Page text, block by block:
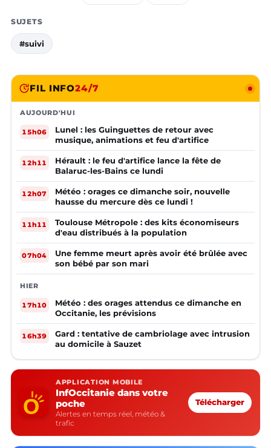
SUJETS
#suivi
FIL INFO24/7
AUJOURD'HUI
15h06
Lunel : les Guinguettes de retour avec
musique, animations et feu d'artifice
12h11
Hérault : le feu d'artifice lance la fête de
Balaruc-les-Bains ce lundi
12h07
Météo : orages ce dimanche soir, nouvelle
hausse du mercure dès ce lundi !
11h11
Toulouse Métropole : des kits économiseurs
d'eau distribués à la population
07h04
Une femme meurt après avoir été brûlée avec
son bébé par son mari
HIER
17h10
Météo : des orages attendus ce dimanche en
Occitanie, les prévisions
16h39
Gard : tentative de cambriolage avec intrusion
au domicile à Sauzet
APPLICATION MOBILE
InfOccitanie dans votre
poche
Alertes en temps réel, météo &
trafic
Télécharger